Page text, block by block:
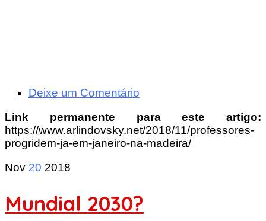
Deixe um Comentário
Link permanente para este artigo:
https://www.arlindovsky.net/2018/11/professores-
progridem-ja-em-janeiro-na-madeira/
Nov 20 2018
Mundial 2030?